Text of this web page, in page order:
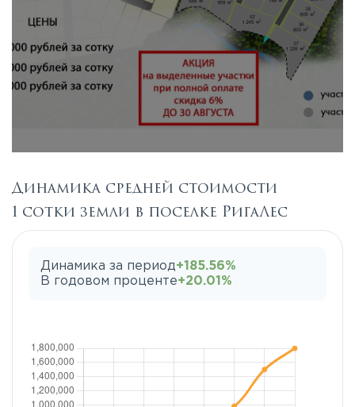
Динамика средней стоимости
1 сотки земли в поселке РигаЛес
Динамика за период+185.56%
В годовом проценте+20.01%